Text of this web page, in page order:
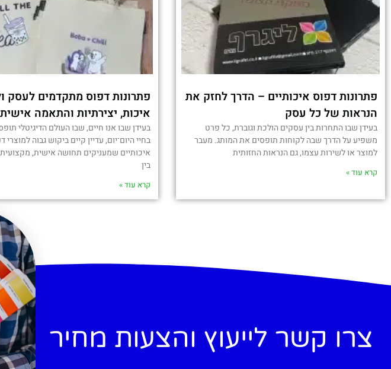
פתרונות דפוס איכותיים – הדרך לחזק את
הנראות של כל עסק
בעידן שבו התחרות בין עסקים הולכת וגוברת, כל פרט
משפיע על הדרך שבה לקוחות תופסים את המותג. מעבר
למוצר או לשירות עצמו, גם הנראות החזותית
קרא עוד »
פתרונות דפוס מתקדמים לעסק
איכות, יצירתיות והתאמה אישית
בעידן שבו אנו חיים, שבו העולם הדיגיטלי
בחיי היום־יום, עדיין קיים ביקוש גבוה למוצרי
איכותיים שמעניקים תחושה אישית,
בין
קרא עוד »
צרו קשר לייעוץ והצעות מחיר